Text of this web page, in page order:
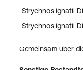
Strychnos ignatii
Strychnos ignatii
Gemeinsam über